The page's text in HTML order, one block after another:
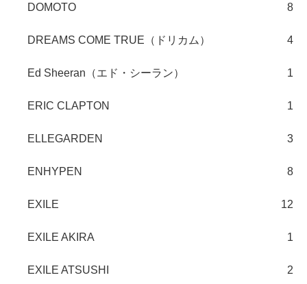
DOMOTO 8
DREAMS COME TRUE（ドリカム） 4
Ed Sheeran（エド・シーラン） 1
ERIC CLAPTON 1
ELLEGARDEN 3
ENHYPEN 8
EXILE 12
EXILE AKIRA 1
EXILE ATSUSHI 2